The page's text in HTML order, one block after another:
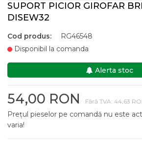
SUPORT PICIOR GIROFAR
DISEW32
Cod produs:
RG46548
Disponibil la comanda
Alerta stoc
54,00 RON Fără TVA: 44,63
Prețul pieselor pe comandă nu este
varia!